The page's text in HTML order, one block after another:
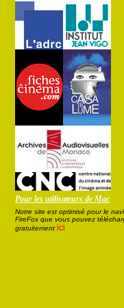
Pour les utilisateurs de Mac
Notre site est optimisé pour le
FireFox que vous pouvez
gratuitement ici